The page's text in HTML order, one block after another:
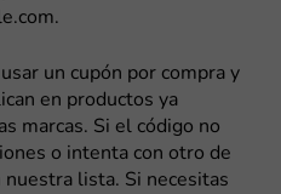
un cupón por compra y
en productos ya
marcas. Si el código no
o intenta con otro de
lista. Si necesitas